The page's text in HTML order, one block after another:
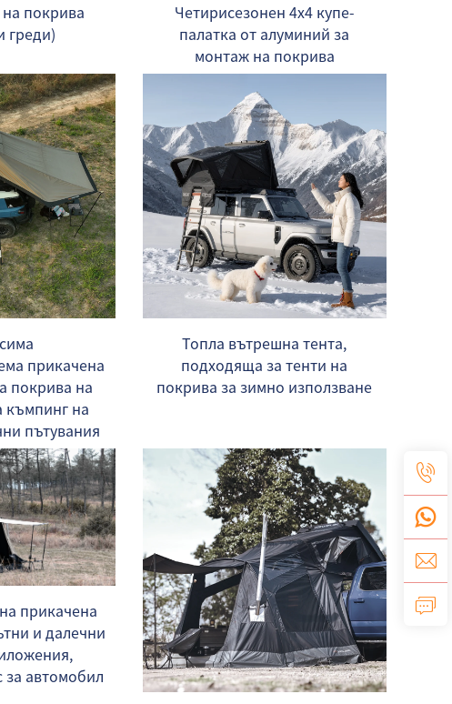
на покрива
греди)
Четирисезонен 4x4 купе-
палатка от алуминий за
монтаж на покрива
прикачена
покрива на
къмпинг на
пътувания
Топла вътрешна тента,
подходяща за тенти на
покрива за зимно използване
прикачена
и далечни
за автомобил